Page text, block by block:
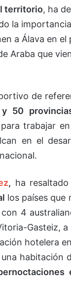
territorio, ha
la
a Álava en el
Araba que
de
50
trabajar
en el
, ha
los países
4
Gasteiz, a
hotelera
habitación